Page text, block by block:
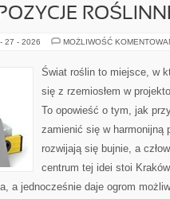
27 - 2026 MOŻLIWOŚĆ
Świat roślin to miejsce, w
się z rzemiosłem w
To opowieść o tym, jak
zamienić się w harmonijną
rozwijają się bujnie, a
centrum tej idei stoi
a jednocześnie daje ogrom